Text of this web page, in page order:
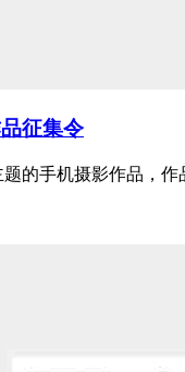
征集令
的手机摄影作品，